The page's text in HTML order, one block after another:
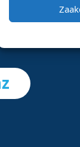
poczucie